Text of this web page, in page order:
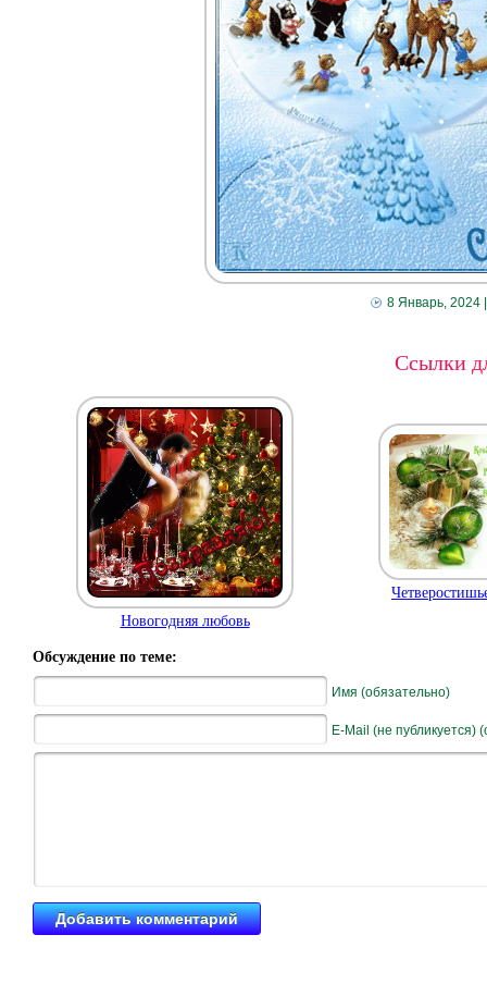
8 Январь, 2024
Ссылки
Новогодняя любовь
Обсуждение по теме:
Имя (обязательно)
E-Mail (не публикуется)